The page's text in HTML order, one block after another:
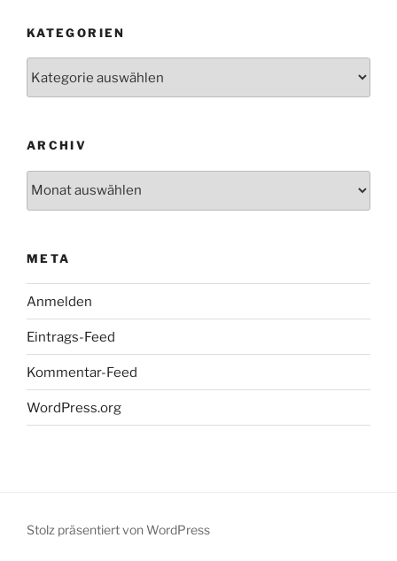
KATEGORIEN
ARCHIV
META
Anmelden
Eintrags-Feed
Kommentar-Feed
WordPress.org
Stolz präsentiert von WordPress